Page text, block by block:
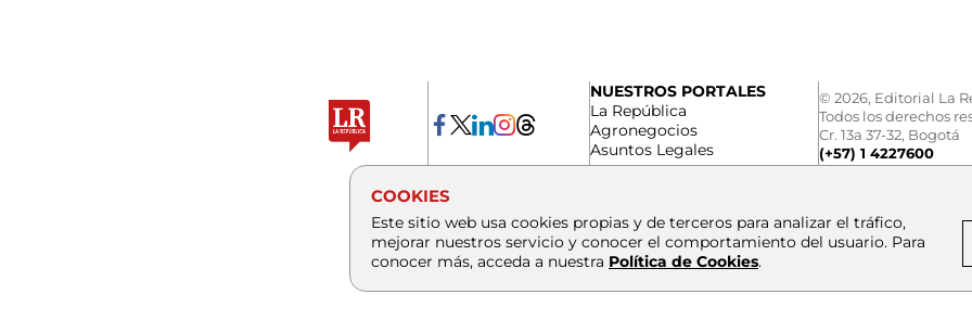
NUESTROS PORTALES
La República
Agronegocios
Asuntos Legales
© 2026, Editorial La
Todos los derechos
Cr. 13a 37-32, Bogotá
(+57) 1 4227600
COOKIES
Este sitio web usa cookies propias y de terceros para analizar el tráfico,
mejorar nuestros servicio y conocer el comportamiento del usuario. Para
conocer más, acceda a nuestra Política de Cookies.